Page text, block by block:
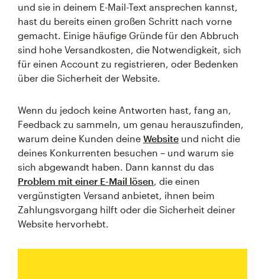
und sie in deinem E-Mail-Text ansprechen kannst,
hast du bereits einen großen Schritt nach vorne
gemacht. Einige häufige Gründe für den Abbruch
sind hohe Versandkosten, die Notwendigkeit, sich
für einen Account zu registrieren, oder Bedenken
über die Sicherheit der Website.
Wenn du jedoch keine Antworten hast, fang an,
Feedback zu sammeln, um genau herauszufinden,
warum deine Kunden deine Website und nicht die
deines Konkurrenten besuchen – und warum sie
sich abgewandt haben. Dann kannst du das
Problem mit einer E-Mail lösen , die einen
vergünstigten Versand anbietet, ihnen beim
Zahlungsvorgang hilft oder die Sicherheit deiner
Website hervorhebt.